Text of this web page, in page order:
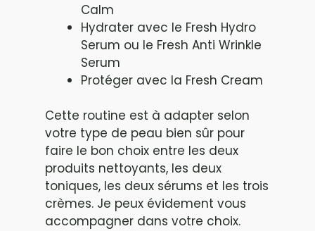
Calm
Hydrater avec le Fresh Hydro
Serum ou le Fresh Anti Wrinkle
Serum
Protéger avec la Fresh Cream
Cette routine est à adapter selon
votre type de peau bien sûr pour
faire le bon choix entre les deux
produits nettoyants, les deux
toniques, les deux sérums et les trois
crèmes. Je peux évidement vous
accompagner dans votre choix.